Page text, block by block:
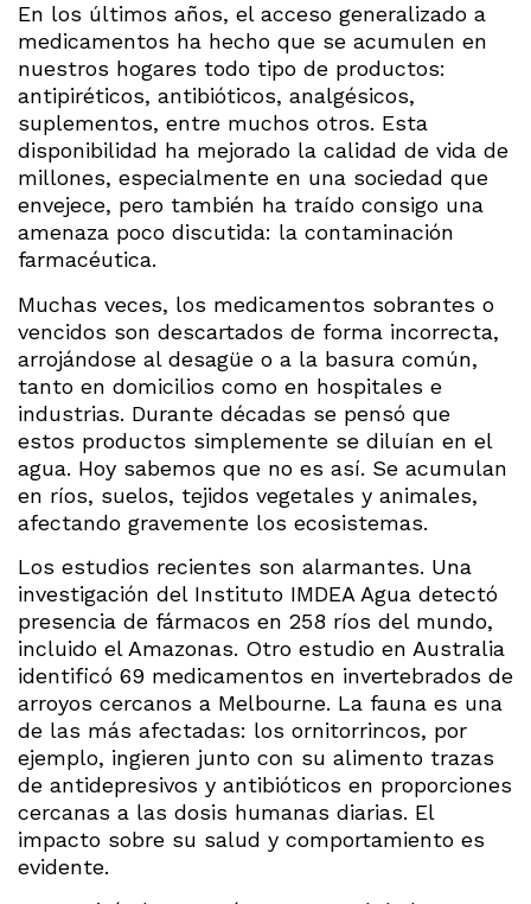
En los últimos años, el acceso generalizado a
medicamentos ha hecho que se acumulen en
nuestros hogares todo tipo de productos:
antipiréticos, antibióticos, analgésicos,
suplementos, entre muchos otros. Esta
disponibilidad ha mejorado la calidad de vida de
millones, especialmente en una sociedad que
envejece, pero también ha traído consigo una
amenaza poco discutida: la contaminación
farmacéutica.
Muchas veces, los medicamentos sobrantes o
vencidos son descartados de forma incorrecta,
arrojándose al desagüe o a la basura común,
tanto en domicilios como en hospitales e
industrias. Durante décadas se pensó que
estos productos simplemente se diluían en el
agua. Hoy sabemos que no es así. Se acumulan
en ríos, suelos, tejidos vegetales y animales,
afectando gravemente los ecosistemas.
Los estudios recientes son alarmantes. Una
investigación del Instituto IMDEA Agua detectó
presencia de fármacos en 258 ríos del mundo,
incluido el Amazonas. Otro estudio en Australia
identificó 69 medicamentos en invertebrados de
arroyos cercanos a Melbourne. La fauna es una
de las más afectadas: los ornitorrincos, por
ejemplo, ingieren junto con su alimento trazas
de antidepresivos y antibióticos en proporciones
cercanas a las dosis humanas diarias. El
impacto sobre su salud y comportamiento es
evidente.